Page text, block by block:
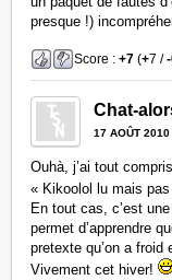
presque !)
Score :+7 (+7 /-
Chat-
17 AOÛT 2010
Ouhà, j’ai tout
« Kikoolol lu mais
En tout cas, c’est
permet d’apprendre
pretexte qu’on a
Vivement cet hiver!